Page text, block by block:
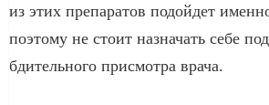
из этих препаратов подойдет
поэтому не стоит назначать себе
бдительного присмотра врача.